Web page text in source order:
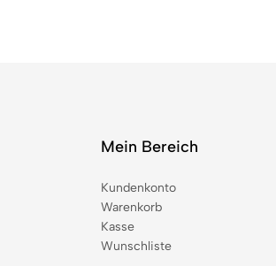
Mein Bereich
Kundenkonto
Warenkorb
Kasse
Wunschliste